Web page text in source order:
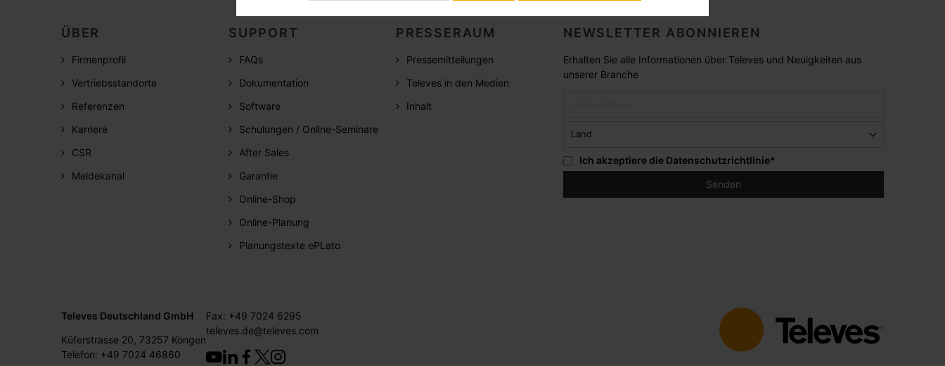
ÜBER
Firmenprofil
Vertriebsstandorte
Referenzen
Karriere
CSR
Meldekanal
SUPPORT
FAQs
Dokumentation
Software
Schulungen / Online-Seminare
After Sales
Garantie
Online-Shop
Online-Planung
Planungstexte ePLato
PRESSERAUM
Pressemitteilungen
Televes in den Medien
Inhalt
NEWSLETTER ABONNIEREN
Erhalten Sie alle Informationen über Televes und Neuigkeiten aus
unserer Branche
Ich akzeptiere die Datenschutzrichtlinie*
Televes Deutschland GmbH
Küferstrasse 20, 73257 Köngen
Telefon: +49 7024 46860
Fax: +49 7024 6295
televes.de@televes.com